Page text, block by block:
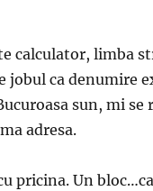
calculator, limba
jobul ca denumire
sun, mi se
adresa.
pricina. Un